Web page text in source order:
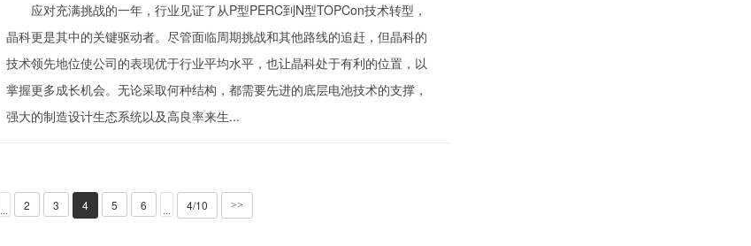
应对充满挑战的一年，行业见证了从P型PERC到N型TOPCon技术转型，
晶科更是其中的关键驱动者。尽管面临周期挑战和其他路线的追赶，但晶科的
技术领先地位使公司的表现优于行业平均水平，也让晶科处于有利的位置，以
掌握更多成长机会。无论采取何种结构，都需要先进的底层电池技术的支撑，
强大的制造设计生态系统以及高良率来生...
··· 2 3 4 5 6 ··· 4/10 >>